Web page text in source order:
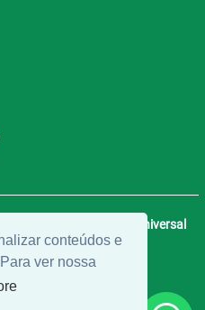
conteúdos e
ver nossa
Universal